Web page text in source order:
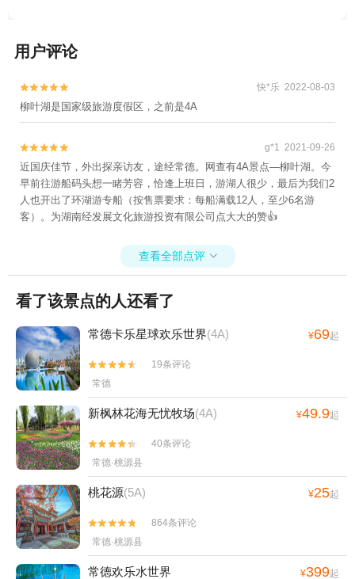
用户评论

 快*乐 2022-08-03
柳叶湖是国家级旅游度假区，之前是4A

 g*1 2021-09-26
近国庆佳节，外出探亲访友，途经常德。网查有4A景点—柳叶湖。今
早前往游船码头想一睹芳容，恰逢上班日，游湖人很少，最后为我们2
人也开出了环湖游专船（按售票要求：每船满载12人，至少6名游
客）。为湖南经发展文化旅游投资有限公司点大大的赞👍
查看全部点评 
看了该景点的人还看了
常德卡乐星球欢乐世界(4A) ¥69起


19条评论
常德
新枫林花海无忧牧场(4A) ¥49.9起


40条评论
常德·桃源县
桃花源(5A) ¥25起


864条评论
常德·桃源县
常德欢乐水世界 ¥399起